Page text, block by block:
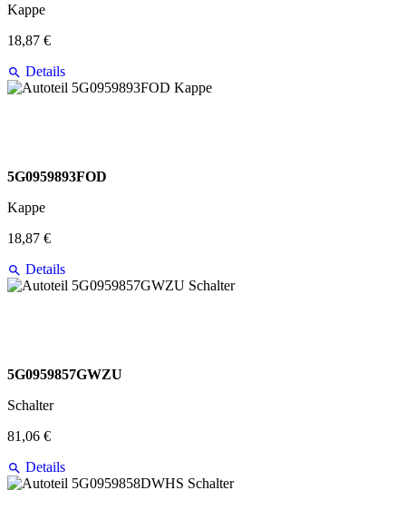
Kappe
18,87 €
Details
5G0959893FOD
Kappe
18,87 €
Details
5G0959857GWZU
Schalter
81,06 €
Details